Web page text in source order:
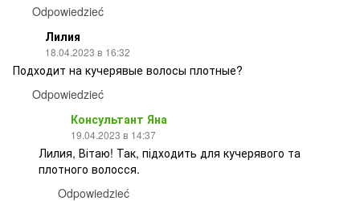
Odpowiedzieć
Лилия
18.04.2023 в 16:32
Подходит на кучерявые волосы плотные?
Odpowiedzieć
Консультант Яна
19.04.2023 в 14:37
Лилия, Вітаю! Так, підходить для кучерявого та
плотного волосся.
Odpowiedzieć